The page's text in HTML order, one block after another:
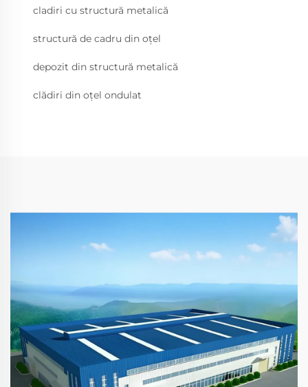
cladiri cu structură metalică
structură de cadru din oțel
depozit din structură metalică
clădiri din oțel ondulat